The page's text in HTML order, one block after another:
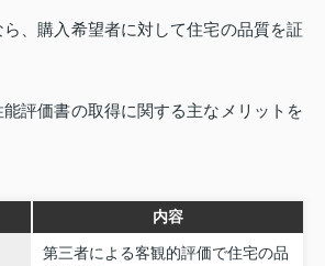
、購入希望者に対して住宅の品質を証
評価書の取得に関する主なメリットを
内容
第三者による客観的評価で住宅の品